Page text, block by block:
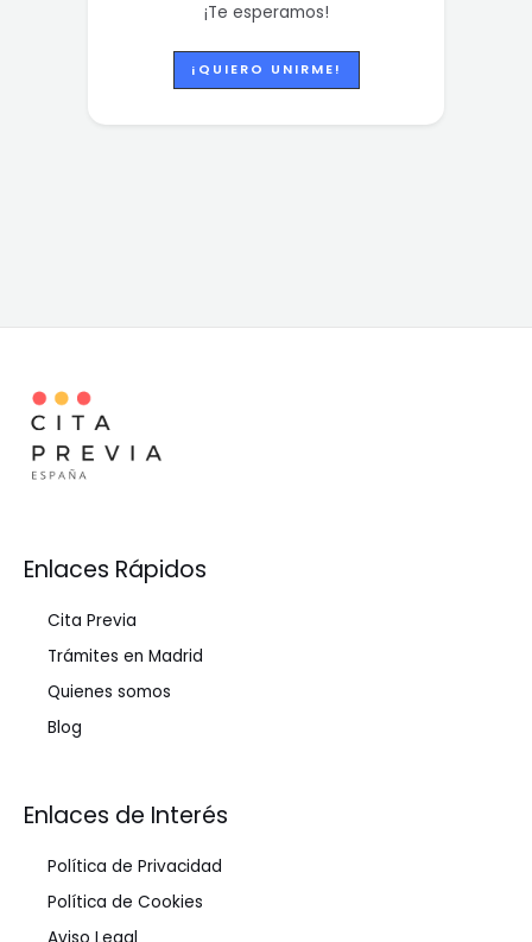
¡Te esperamos!
¡QUIERO UNIRME!
Enlaces Rápidos
Cita Previa
Trámites en Madrid
Quienes somos
Blog
Enlaces de Interés
Política de Privacidad
Política de Cookies